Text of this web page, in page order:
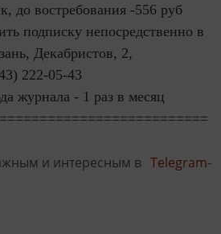
до востребования -556 руб
подписку непосредственно в
Декабристов, 2,
222-05-43
журнала - 1 раз в месяц
и интересным в Telegram-